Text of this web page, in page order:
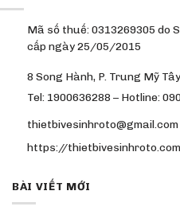
Mã số thuế: 0313269305 do
cấp ngày 25/05/2015
8 Song Hành, P. Trung Mỹ
Tel: 1900636288 – Hotline:
thietbivesinhroto@gmail.com
https://thietbivesinhroto.com
BÀI VIẾT MỚI